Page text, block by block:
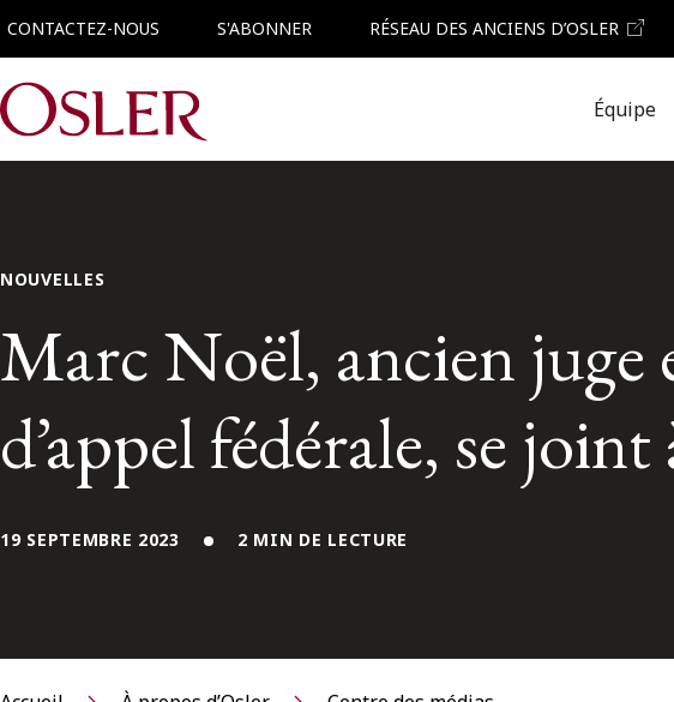
CONTACTEZ-NOUS S'ABONNER RÉSEAU DES ANCIENS D’OSLER
Main Navigation Équipe
NOUVELLES
Marc Noël, ancien juge
d’appel fédérale, se
19 SEPTEMBRE 2023 2 MIN DE LECTURE